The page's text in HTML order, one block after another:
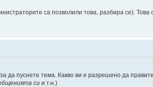
са позволили това, разбира се). Това
да пуснете тема. Какво ви е разрешено да
си и т.н.)